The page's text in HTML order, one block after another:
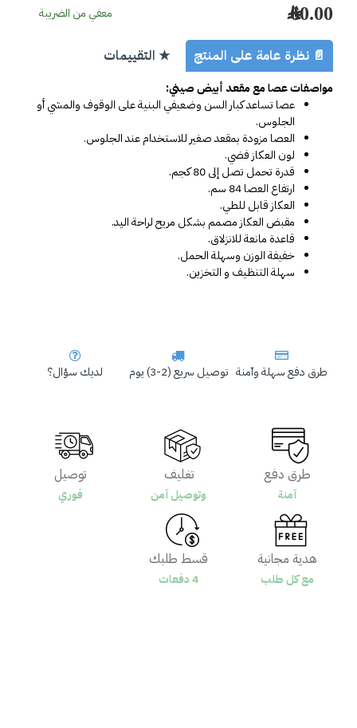
60.00 ﷼ معفي من الضريبة
طرق دفع سهلة وآمنة توصيل سريع (2-3) يوم لديك سؤال؟
📄 نظرة عامة على المنتج ★ التقييمات
مواصفات عصا مع مقعد أبيض صيني:
عصا تساعد كبار السن وضعيفي البنية
الجلوس.
العصا مزودة بمقعد صغير للاستخدام عند الجلوس.
لون العكاز فضي.
قدرة تحمل تصل إلى80 كجم.
ارتفاع العصا 84 سم.
العكاز قابل للطي.
مقبض العكاز مصمم بشكل مريح لراحة اليد.
قاعدة مانعة للانزلاق.
خفيفة الوزن وسهلة الحمل.
سهلة التنظيف و التخزين.
طرق دفع
آمنة
تغليف
وتوصيل آمن
توصيل
فوري
هدية مجانية
مع كل طلب
قسط طلبك
4 دفعات